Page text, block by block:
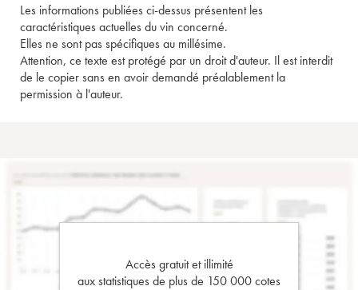
Les informations publiées ci-dessus présentent les
caractéristiques actuelles du vin concerné.
Elles ne sont pas spécifiques au millésime.
Attention, ce texte est protégé par un droit d'auteur. Il est interdit
de le copier sans en avoir demandé préalablement la
permission à l'auteur.
Accès gratuit et illimité
aux statistiques de plus de 150 000 cotes